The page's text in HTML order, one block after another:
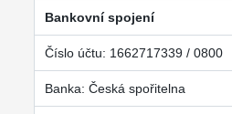
Bankovní spojení
Číslo účtu: 1662717339 / 0800
Banka: Česká spořitelna